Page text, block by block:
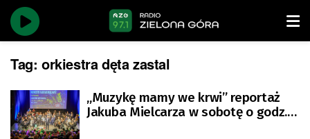
Tag: orkiestra dęta zastal
„Muzykę mamy we krwi” reportaż
Jakuba Mielcarza w sobotę o godz.